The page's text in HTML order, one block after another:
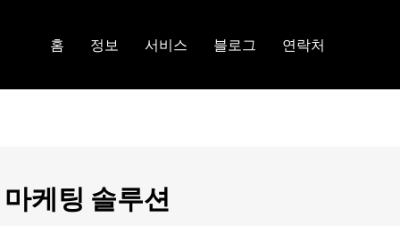
홈 정보 서비스 블로그 연락처
케팅 솔루션